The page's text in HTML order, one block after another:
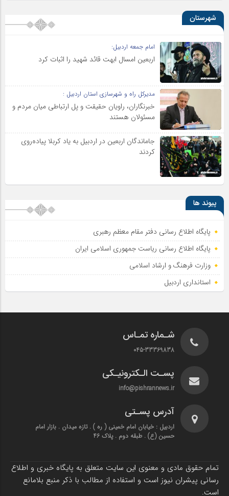
شهرستان
امام جمعه اردبیل:
اربعین امسال ابهت قائد شهید را اثبات کرد
مدیرکل راه و شهرسازی استان اردبیل :
خبرنگاران، راویان حقیقت و پل ارتباطی میان مردم و
مسئولان هستند
جاماندگان اربعین در اردبیل به یاد کربلا پیاده‌روی
کردند
پیوند ها
پایگاه اطلاع رسانی دفتر مقام معظم رهبری
پایگاه اطلاع‌ رسانی ریاست‌ جمهوری اسلامی ایران
وزارت فرهنگ و ارشاد اسلامی
استانداری اردبیل
شـماره تمـاس
045-33369838
پسـت الـکترونیـکی
info@pishrannews.ir
آدرس پسـتی
اردبیل : خیابان امام خمینی ( ره ) . تازه میدان . بازار امام
حسین (ع) . طبقه دوم . پلاک 46
تمام حقوق مادی و معنوی این سایت متعلق به پایگاه خبری و اطلاع
رسانی پیشران نیوز است و استفاده از مطالب با ذکر منبع بلامانع
است.